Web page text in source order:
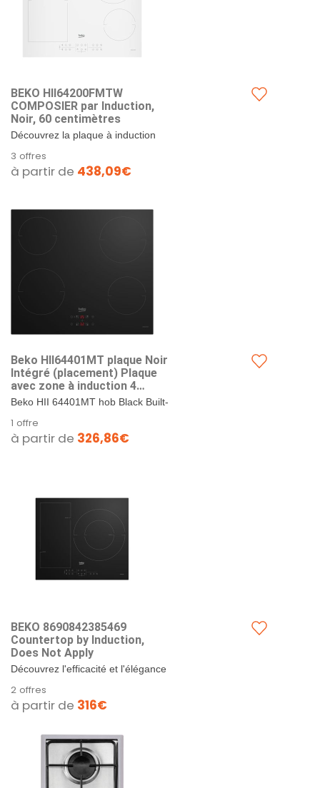
BEKO HII64200FMTW
COMPOSIER par Induction,
Noir, 60 centimètres
Découvrez la plaque à induction
de cuisine moderne et performant
qui transformera votre...
3 offres
à partir de 438,09€
Beko HII64401MT plaque Noir
Intégré (placement) Plaque
avec zone à induction 4
zone(s)
Beko HII 64401MT hob Black Built-
1 offre
à partir de 326,86€
BEKO 8690842385469
Countertop by Induction,
Does Not Apply
Découvrez l'efficacité et l'élégance
HII63201FMT Transformez votre
expérience...
2 offres
à partir de 316€